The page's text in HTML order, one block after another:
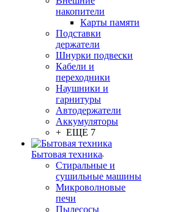
накопители
Карты памяти
Подставки
держатели
Шнурки подвески
Кабели и
переходники
Наушники и
гарнитуры
Автодержатели
Аккумуляторы
+ ЕЩЕ 7
Бытовая техника
Стиральные и
сушильные машины
Микроволновые
печи
Пылесосы